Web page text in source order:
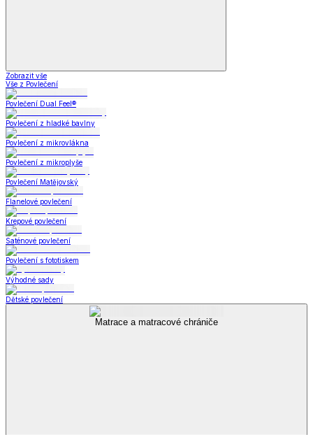
Zobrazit vše
Vše z Povlečení
Povlečení Dual Feel®
Povlečení z hladké bavlny
Povlečení z mikrovlákna
Povlečení z mikroplyše
Povlečení Matějovský
Flanelové povlečení
Krepové povlečení
Saténové povlečení
Povlečení s fototiskem
Výhodné sady
Dětské povlečení
Matrace a matracové chrániče